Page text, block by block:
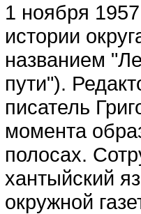
1 ноября
истории
названием
пути").
писатель
момента
полосах.
хантыйский
окружной